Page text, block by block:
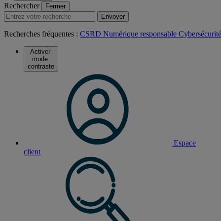
Rechercher
Fermer
Envoyer
Recherches fréquentes : CSRD Numérique responsable Cybersécurité
Activer
mode
contraste
Espace
client